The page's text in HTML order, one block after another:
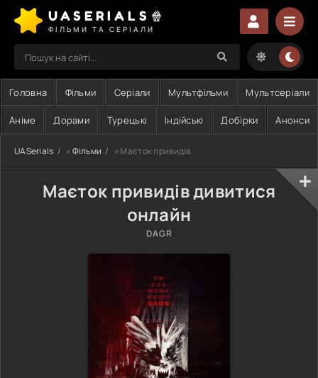
UASERIALS🍿
ФІЛЬМИ ТА СЕРІАЛИ
Головна Фільми Серіали Мультфільми Мультсеріали
Аніме Дорами Турецькі Індійські Добірки Анонси
UASerials » Фільми » Маєток привидів
Маєток привидів дивитися
онлайн
DAGR